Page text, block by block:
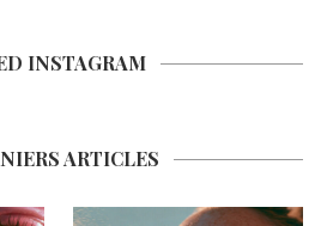
INSTAGRAM
ARTICLES